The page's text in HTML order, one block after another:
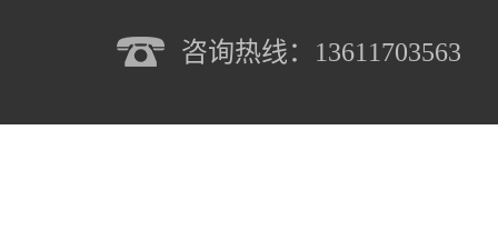
咨询热线：13611703563